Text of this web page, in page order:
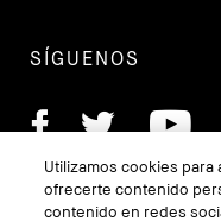
SÍGUENOS
Utilizamos cookies para
ofrecerte contenido
contenido en redes